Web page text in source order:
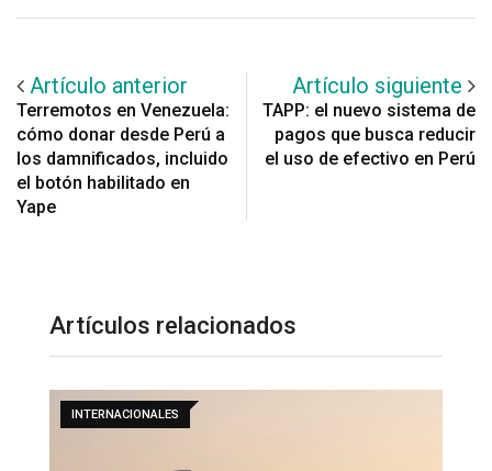
Artículo anterior
Terremotos en Venezuela:
cómo donar desde Perú a
los damnificados, incluido
el botón habilitado en
Yape
Artículo siguiente
TAPP: el nuevo sistema de
pagos que busca reducir
el uso de efectivo en Perú
Artículos relacionados
INTERNACIONALES